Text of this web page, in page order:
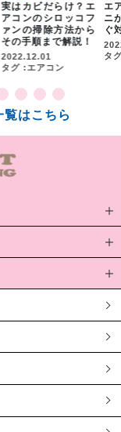
実はカビだらけ？エ
アコンのシロッコフ
ァンの掃除方法から
その手順まで解説！
2022.12.01
タグ :エアコン
エ
ニ
ぐ
タ
はこちら